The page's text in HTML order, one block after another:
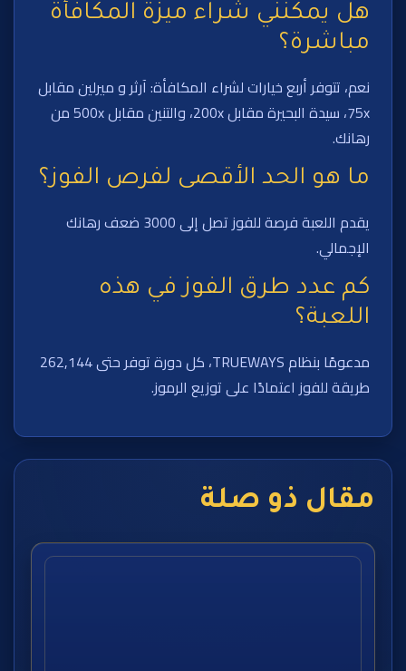
هل يمكنني شراء ميزة المكافأة
مباشرة؟
نعم، تتوفر أربع خيارات لشراء المكافأة: آرثر و ميرلين مقابل
75x، سيدة البحيرة مقابل 200x، والتنين مقابل 500x من
رهانك.
ما هو الحد الأقصى لفرص الفوز؟
يقدم اللعبة فرصة للفوز تصل إلى 3000 ضعف رهانك
الإجمالي.
كم عدد طرق الفوز في هذه
اللعبة؟
مدعومًا بنظام TRUEWAYS، كل دورة توفر حتى 262,144
طريقة للفوز اعتمادًا على توزيع الرموز.
مقال ذو صلة